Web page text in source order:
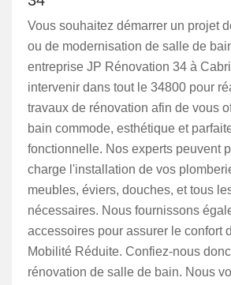
Vous souhaitez démarrer un projet
ou de modernisation de salle de
entreprise JP Rénovation 34 à
intervenir dans tout le 34800 pour
travaux de rénovation afin de vous
bain commode, esthétique et
fonctionnelle. Nos experts peuvent
charge l'installation de vos
meubles, éviers, douches, et tous
nécessaires. Nous fournissons
accessoires pour assurer le confort
Mobilité Réduite. Confiez-nous
rénovation de salle de bain. Nous